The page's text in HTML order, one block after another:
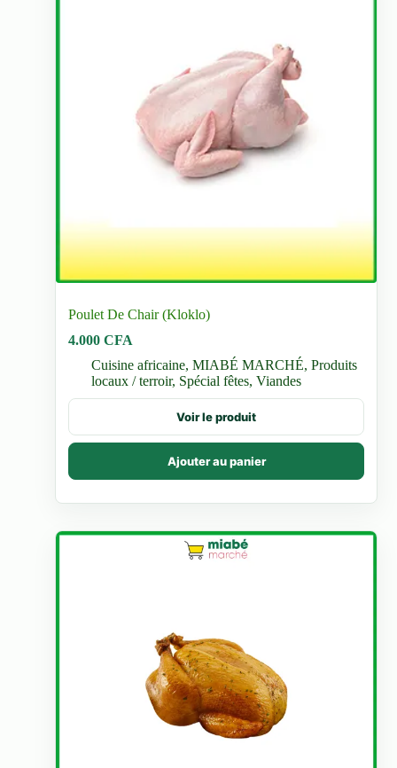
Poulet De Chair (Kloklo)
4.000CFA
Cuisine africaine,MIABÉ MARCHÉ,Produits
locaux / terroir, Spécial fêtes,Viandes
Voir le produit
Ajouter au panier